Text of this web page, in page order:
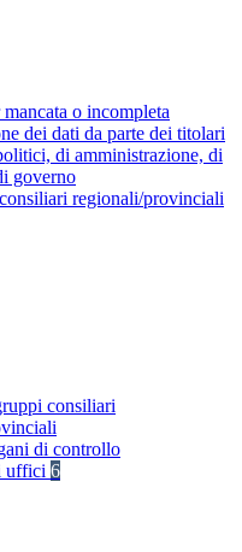
o incompleta
dei dati da parte dei titolari
di amministrazione, di
governo
regionali/provinciali
consiliari
di controllo
uffici 6